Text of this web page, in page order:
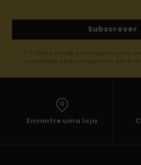
Subscrever
(*) Oferta válida online para novos
completas estão disponíveis em e-
Encontre uma loja